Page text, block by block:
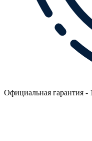
Официальная гарантия -